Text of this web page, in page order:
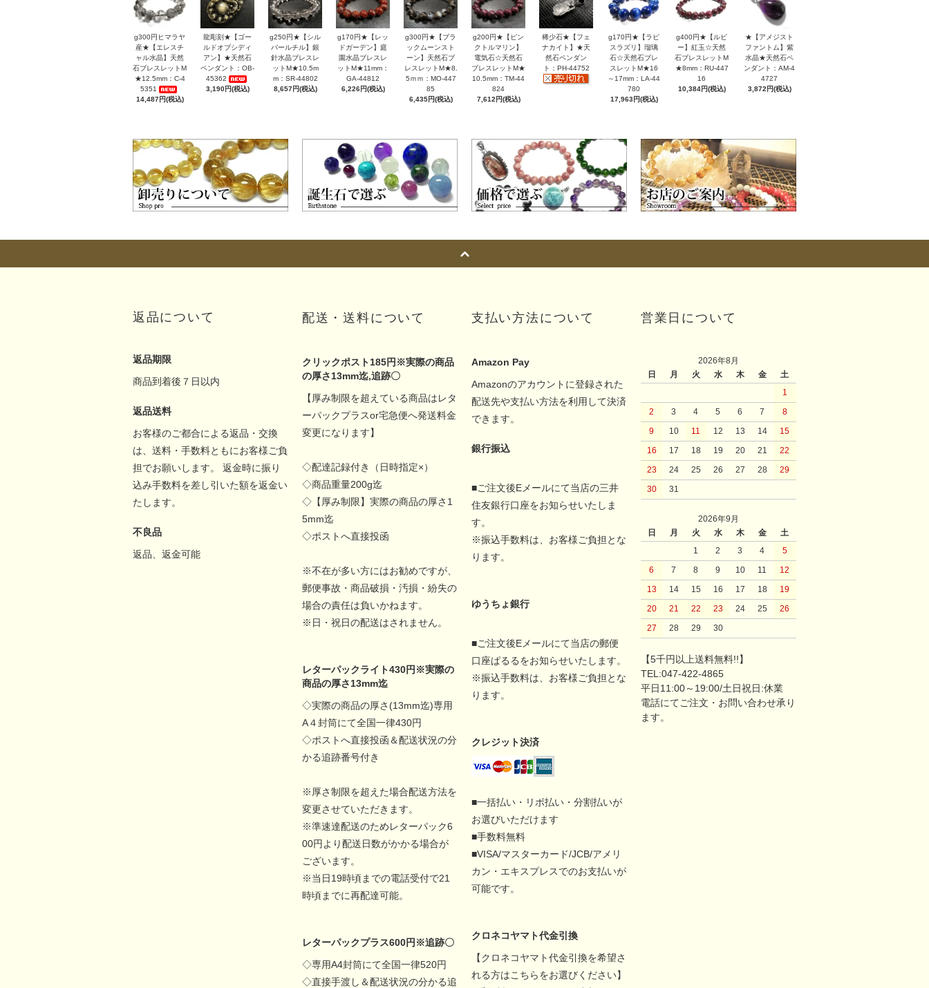
g300円ヒマラヤ
産★【エレスチ
ャル水晶】天然
石ブレスレットM
★12.5mm：C-4
5351
14,487円(税込)
龍彫刻★【ゴー
ルドオブシディ
アン】★天然石
ペンダント：OB-
45362
3,190円(税込)
g250円★【シル
バールチル】銀
針水晶ブレスレ
ットM★10.5m
m：SR-44802
8,657円(税込)
g170円★【レッ
ドガーデン】庭
園水晶ブレスレ
ットM★11mm：
GA-44812
6,226円(税込)
g300円★【ブラ
ックムーンスト
ーン】天然石ブ
レスレットM★8.
5ｍｍ：MO-447
85
6,435円(税込)
g200円★【ピン
クトルマリン】
電気石☆天然石
ブレスレットM★
10.5mm：TM-44
824
7,612円(税込)
稀少石★【フェ
ナカイト】★天
然石ペンダン
ト：PH-44752
g170円★【ラピ
スラズリ】瑠璃
石☆天然石ブレ
スレットM★16
～17mm：LA-44
780
17,963円(税込)
g400円★【ルビ
ー】紅玉☆天然
石ブレスレットM
★8mm：RU-447
16
10,384円(税込)
★【アメジスト
ファントム】紫
水晶★天然石ペ
ンダント：AM-4
4727
3,872円(税込)
返品について
返品期限
商品到着後７日以内
返品送料
お客様のご都合による返品・交換
は、送料・手数料ともにお客様ご負
担でお願いします。 返金時に振り
込み手数料を差し引いた額を返金い
たします。
不良品
返品、返金可能
配送・送料について
クリックポスト185円※実際の商品
の厚さ13mm迄,追跡〇
【厚み制限を超えている商品はレタ
ーパックプラスor宅急便へ発送料金
変更になります】
◇配達記録付き（日時指定×）
◇商品重量200g迄
◇【厚み制限】実際の商品の厚さ1
5mm迄
◇ポストへ直接投函
※不在が多い方にはお勧めですが、
郵便事故・商品破損・汚損・紛失の
場合の責任は負いかねます。
※日・祝日の配送はされません。
レターパックライト430円※実際の
商品の厚さ13mm迄
◇実際の商品の厚さ(13mm迄)専用
A４封筒にて全国一律430円
◇ポストへ直接投函＆配送状況の分
かる追跡番号付き
※厚さ制限を超えた場合配送方法を
変更させていただきます。
※準速達配送のためレターパック6
00円より配送日数がかかる場合が
ございます。
※当日19時頃までの電話受付で21
時頃までに再配達可能。
レターパックプラス600円※追跡〇
◇専用A4封筒にて全国一律520円
◇直接手渡し＆配送状況の分かる追
支払い方法について
Amazon Pay
Amazonのアカウントに登録された
配送先や支払い方法を利用して決済
できます。
銀行振込
■ご注文後Eメールにて当店の三井
住友銀行口座をお知らせいたしま
す。
※振込手数料は、お客様ご負担とな
ります。
ゆうちょ銀行
■ご注文後Eメールにて当店の郵便
口座ぱるるをお知らせいたします。
※振込手数料は、お客様ご負担とな
ります。
クレジット決済
■一括払い・リボ払い・分割払いが
お選びいただけます
■手数料無料
■VISA/マスターカード/JCB/アメリ
カン・エキスプレスでのお支払いが
可能です。
クロネコヤマト代金引換
【クロネコヤマト代金引換を希望さ
れる方はこちらをお選びください】
営業日について
2026年8月
日
月 火 水 木 金
土
1
2
3 4 5 6 7
8
9
10 11 12 13 14
15
16
17 18 19 20 21
22
23
24 25 26 27 28
29
30
31
2026年9月
日
月 火 水 木 金
土
1
2 3 4
5
6
7 8 9 10 11
12
13
14 15 16 17 18
19
20
21 22 23 24 25
26
27
28 29 30
【5千円以上送料無料!!】
TEL:047-422-4865
平日11:00～19:00/土日祝日:休業
電話にてご注文・お問い合わせ承り
ます。